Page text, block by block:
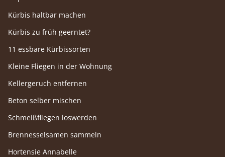
Kürbis haltbar machen
Kürbis zu früh geerntet?
11 essbare Kürbissorten
Kleine Fliegen in der Wohnung
Kellergeruch entfernen
Beton selber mischen
Schmeißfliegen loswerden
Brennesselsamen sammeln
Hortensie Annabelle